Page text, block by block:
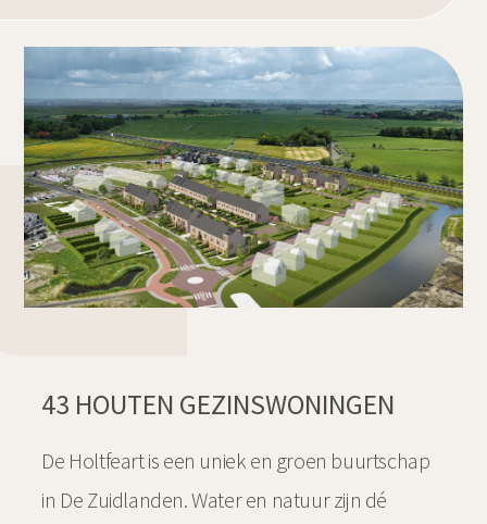
43 HOUTEN GEZINSWONINGEN
De Holtfeart is een uniek en groen buurtschap
in De Zuidlanden. Water en natuur zijn dé